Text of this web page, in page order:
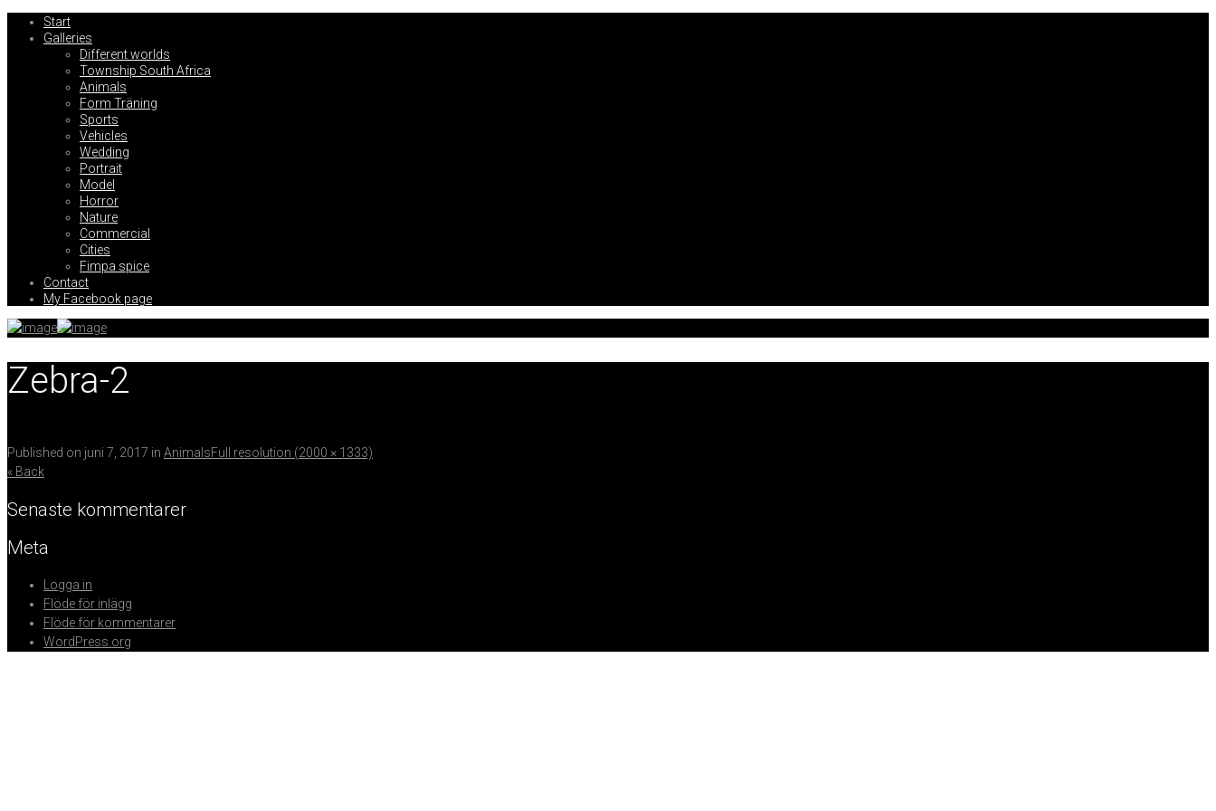
Start
Galleries
Different worlds
Township South Africa
Animals
Form Träning
Sports
Vehicles
Wedding
Portrait
Model
Horror
Nature
Commercial
Cities
Fimpa spice
Contact
My Facebook page
Zebra-2
Published on juni 7, 2017 in AnimalsFull resolution (2000 × 1333)
« Back
Senaste kommentarer
Meta
Logga in
Flöde för inlägg
Flöde för kommentarer
WordPress.org